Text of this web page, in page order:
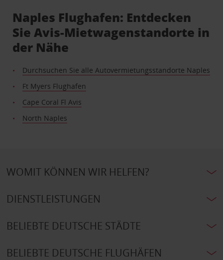
Naples Flughafen: Entdecken
Sie Avis-Mietwagenstandorte in
der Nähe
Durchsuchen Sie alle Autovermietungsstandorte Naples
Ft Myers Flughafen
Cape Coral Fl Avis
North Naples
WOMIT KÖNNEN WIR HELFEN?
DIENSTLEISTUNGEN
BELIEBTE DEUTSCHE STÄDTE
BELIEBTE DEUTSCHE FLUGHÄFEN